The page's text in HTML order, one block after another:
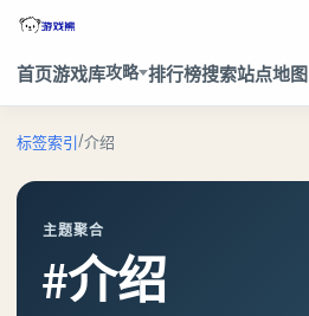
首页游戏库攻略 排行榜搜索站点地图
标签索引/介绍
主题聚合
#介绍